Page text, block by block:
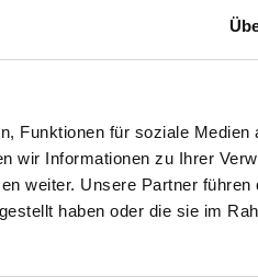
Funktionen für soziale Medien
wir Informationen zu Ihrer
weiter. Unsere Partner führen
haben oder die sie im
eine
Dank